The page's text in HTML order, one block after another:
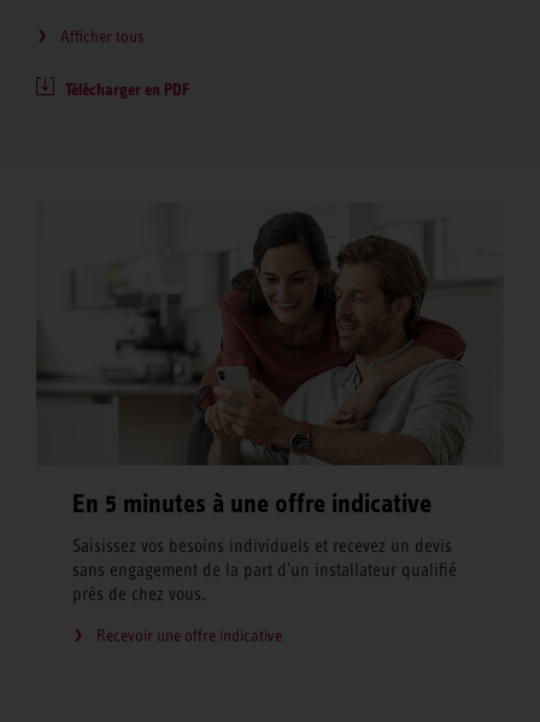
Afficher tous
Télécharger en PDF
En 5 minutes à une offre indicative
Saisissez vos besoins individuels et recevez un devis
sans engagement de la part d'un installateur qualifié
près de chez vous.
Recevoir une offre indicative